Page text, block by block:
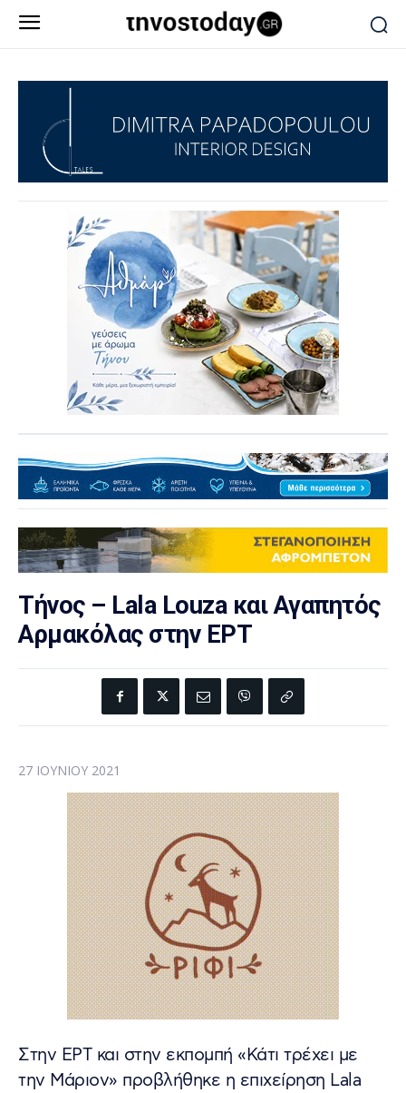
Τήνος – Lala Louza και Αγαπητός
Αρμακόλας στην ΕΡΤ
27 ΙΟΥΝΊΟΥ 2021
Στην ΕΡΤ και στην εκπομπή «Κάτι τρέχει με
την Μάριον» προβλήθηκε η επιχείρηση Lala